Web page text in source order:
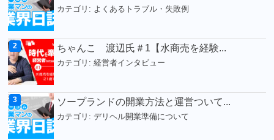
カテゴリ: よくあるトラブル・失敗例
ちゃんこ 渡辺氏＃1【水商売を経験...
カテゴリ:経営者インタビュー
ソープランドの開業方法と運営ついて...
カテゴリ:デリヘル開業準備について